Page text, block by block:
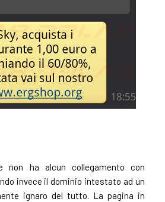
non ha alcun collegamento con
invece il dominio intestato ad un
ignaro del tutto. La pagina in